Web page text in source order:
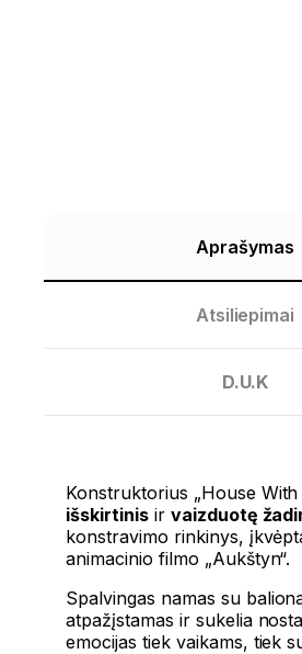
Aprašymas
Atsiliepimai
D.U.K
Konstruktorius „House With
išskirtinisir vaizduotę
konstravimo rinkinys,
animacinio filmo „Aukštyn“.
Spalvingas namas su
atpažįstamas ir sukelia
emocijas tiek vaikams, tiek